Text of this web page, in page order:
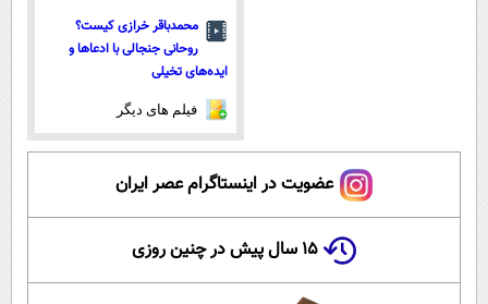
محمدباقر خرازی کیست؟
روحانی جنجالی با ادعاها و
ایده‌های تخیلی
فیلم های دیگر
عضویت در اینستاگرام عصر ایران
۱۵ سال پیش در چنین روزی